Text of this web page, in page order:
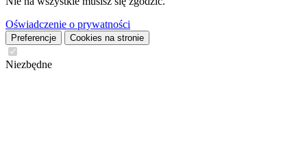
Oświadczenie o prywatności
Preferencje Cookies na stronie
Niezbędne